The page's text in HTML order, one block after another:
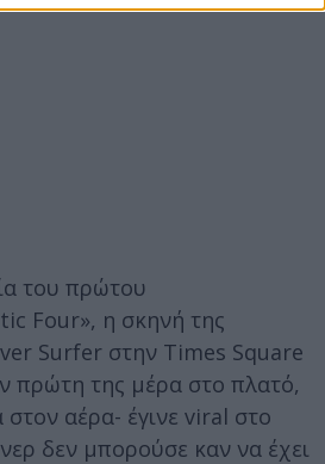
του πρώτου
Four», η σκηνή της
Surfer στην Times Square
πρώτη της μέρα στο πλατό,
αέρα- έγινε viral στο
δεν μπορούσε καν να έχει